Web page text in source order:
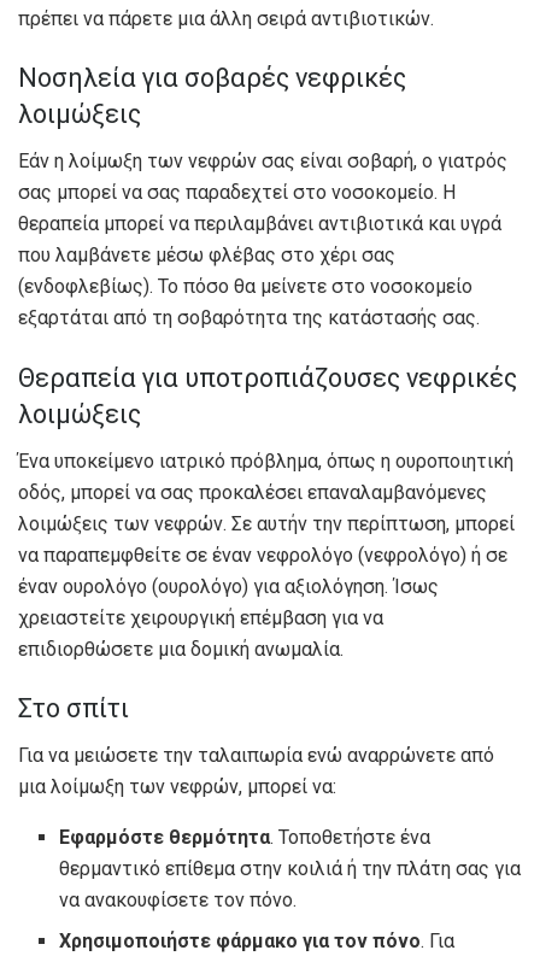
πρέπει να πάρετε μια άλλη σειρά αντιβιοτικών.
Νοσηλεία για σοβαρές νεφρικές
λοιμώξεις
Εάν η λοίμωξη των νεφρών σας είναι σοβαρή, ο γιατρός
σας μπορεί να σας παραδεχτεί στο νοσοκομείο. Η
θεραπεία μπορεί να περιλαμβάνει αντιβιοτικά και υγρά
που λαμβάνετε μέσω φλέβας στο χέρι σας
(ενδοφλεβίως). Το πόσο θα μείνετε στο νοσοκομείο
εξαρτάται από τη σοβαρότητα της κατάστασής σας.
Θεραπεία για υποτροπιάζουσες νεφρικές
λοιμώξεις
Ένα υποκείμενο ιατρικό πρόβλημα, όπως η ουροποιητική
οδός, μπορεί να σας προκαλέσει επαναλαμβανόμενες
λοιμώξεις των νεφρών. Σε αυτήν την περίπτωση, μπορεί
να παραπεμφθείτε σε έναν νεφρολόγο (νεφρολόγο) ή σε
έναν ουρολόγο (ουρολόγο) για αξιολόγηση. Ίσως
χρειαστείτε χειρουργική επέμβαση για να
επιδιορθώσετε μια δομική ανωμαλία.
Στο σπίτι
Για να μειώσετε την ταλαιπωρία ενώ αναρρώνετε από
μια λοίμωξη των νεφρών, μπορεί να:
Εφαρμόστε θερμότητα. Τοποθετήστε ένα
θερμαντικό επίθεμα στην κοιλιά ή την πλάτη σας για
να ανακουφίσετε τον πόνο.
Χρησιμοποιήστε φάρμακο για τον πόνο. Για